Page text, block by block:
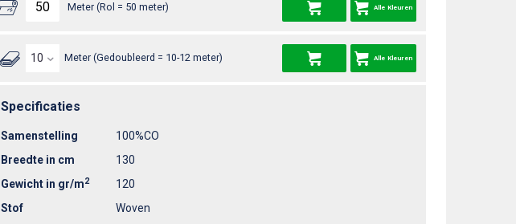
Meter (Rol = 50 meter) Alle Kleuren
Meter (Gedoubleerd = 10-12 meter) Alle Kleuren
Specificaties
Samenstelling
100%CO
Breedte in cm
130
Gewicht in gr/m2
120
Stof
Woven